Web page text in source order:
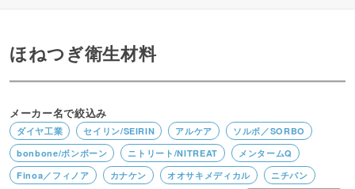
ほねつぎ衛生材料
メーカー名で絞込み
ダイヤ工業 セイリン/SEIRIN アルケア
ソルボ／SORBO
bonbone/ボンボーン
ニトリート/NITREAT
メンタームQ
Finoa／フィノア
カナケン オオサキメディカル
ニチバン